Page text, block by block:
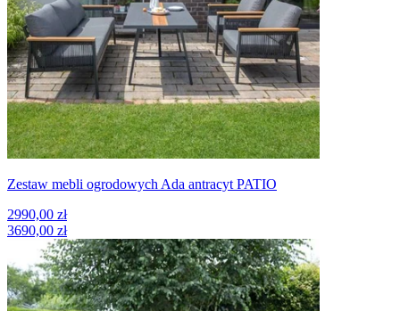
Zestaw mebli ogrodowych Ada antracyt PATIO
2990,00 zł
3690,00 zł